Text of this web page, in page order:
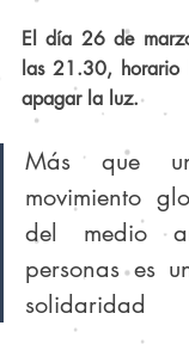
El día 26 de
las 21.30, horario
apagar la luz.
Más que
movimiento
del medio
personas es
solidaridad